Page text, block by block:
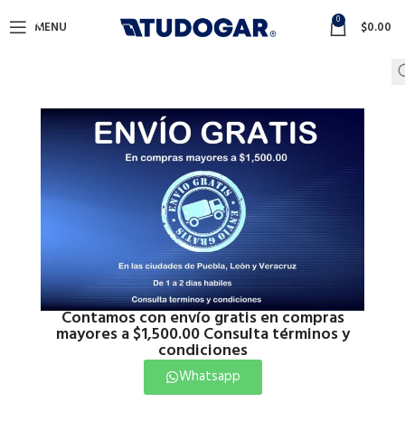
Contamos con envío gratis en compras
mayores a $1,500.00 Consulta términos y
condiciones
Whatsapp
MENU 0 $0.00